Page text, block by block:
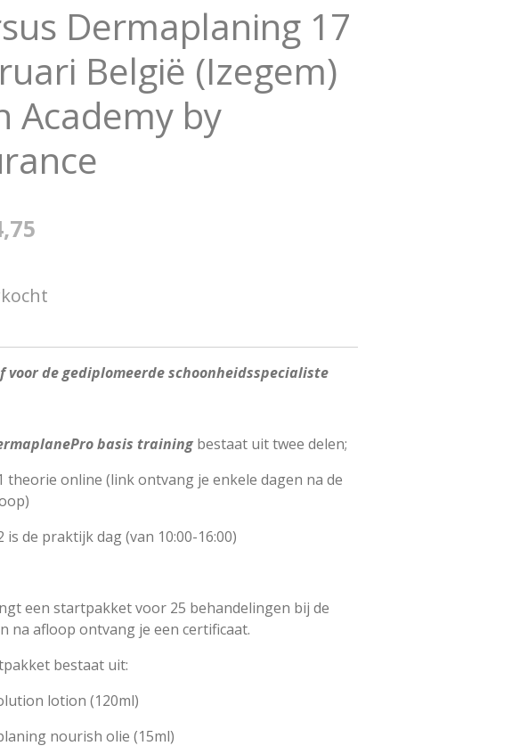
Dermaplaning 17
België (Izegem)
Academy by
voor de gediplomeerde schoonheidsspecialiste
basis training bestaat uit twee delen;
theorie online (link ontvang je enkele dagen na de
is de praktijk dag (van 10:00-16:00)
een startpakket voor 25 behandelingen bij de
na afloop ontvang je een certificaat.
bestaat uit:
lotion (120ml)
nourish olie (15ml)